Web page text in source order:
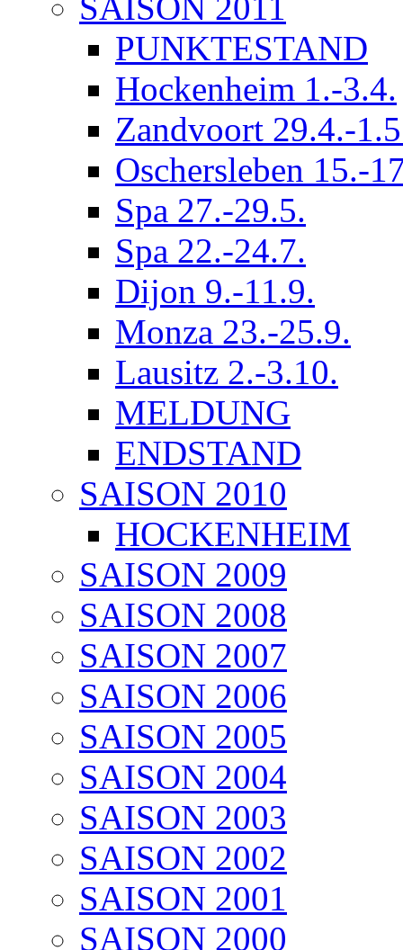
PUNKTESTAND
Hockenheim 1.-3.4.
Zandvoort 29.4.-
Oschersleben 15.-
Spa 27.-29.5.
Spa 22.-24.7.
Dijon 9.-11.9.
Monza 23.-25.9.
Lausitz 2.-3.10.
MELDUNG
ENDSTAND
SAISON 2010
HOCKENHEIM
SAISON 2009
SAISON 2008
SAISON 2007
SAISON 2006
SAISON 2005
SAISON 2004
SAISON 2003
SAISON 2002
SAISON 2001
SAISON 2000